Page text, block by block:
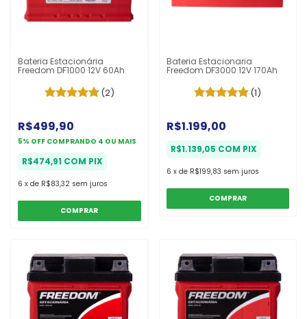
Bateria Estacionária
Freedom DF1000 12V 60Ah
(2)
R$499,90
5% OFF COMPRANDO 4 OU MAIS
R$474,91 COM PIX
6 x de R$83,32 sem juros
COMPRAR
Bateria Estacionaria
Freedom DF3000 12V 170Ah
(1)
R$1.199,00
R$1.139,05 COM PIX
6 x de R$199,83 sem juros
COMPRAR